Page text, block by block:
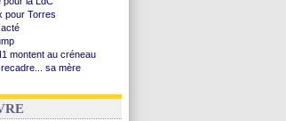
pour Torres
montent au créneau
sa mère
anglais